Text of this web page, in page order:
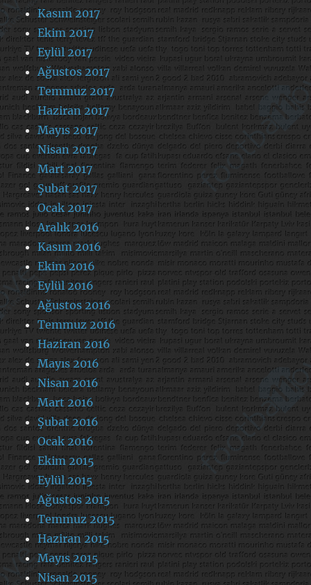
Kasım 2017
Ekim 2017
Eylül 2017
Ağustos 2017
Temmuz 2017
Haziran 2017
Mayıs 2017
Nisan 2017
Mart 2017
Şubat 2017
Ocak 2017
Aralık 2016
Kasım 2016
Ekim 2016
Eylül 2016
Ağustos 2016
Temmuz 2016
Haziran 2016
Mayıs 2016
Nisan 2016
Mart 2016
Şubat 2016
Ocak 2016
Ekim 2015
Eylül 2015
Ağustos 2015
Temmuz 2015
Haziran 2015
Mayıs 2015
Nisan 2015